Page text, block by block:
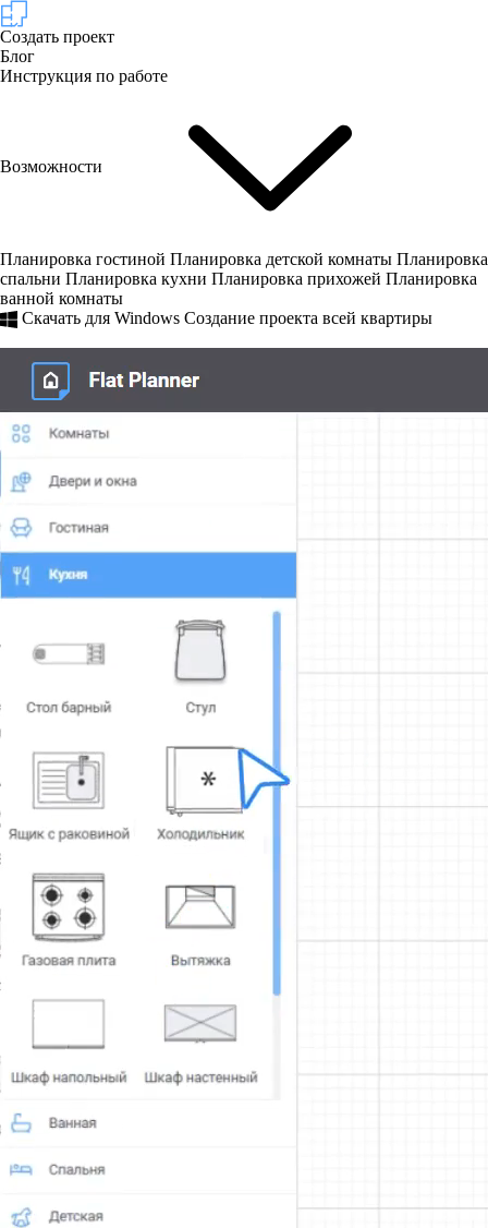
Создать проект
Блог
Инструкция по работе
Возможности
Планировка гостиной Планировка детской комнаты Планировка
спальни Планировка кухни Планировка прихожей Планировка
ванной комнаты
Скачать для Windows Создание проекта всей квартиры